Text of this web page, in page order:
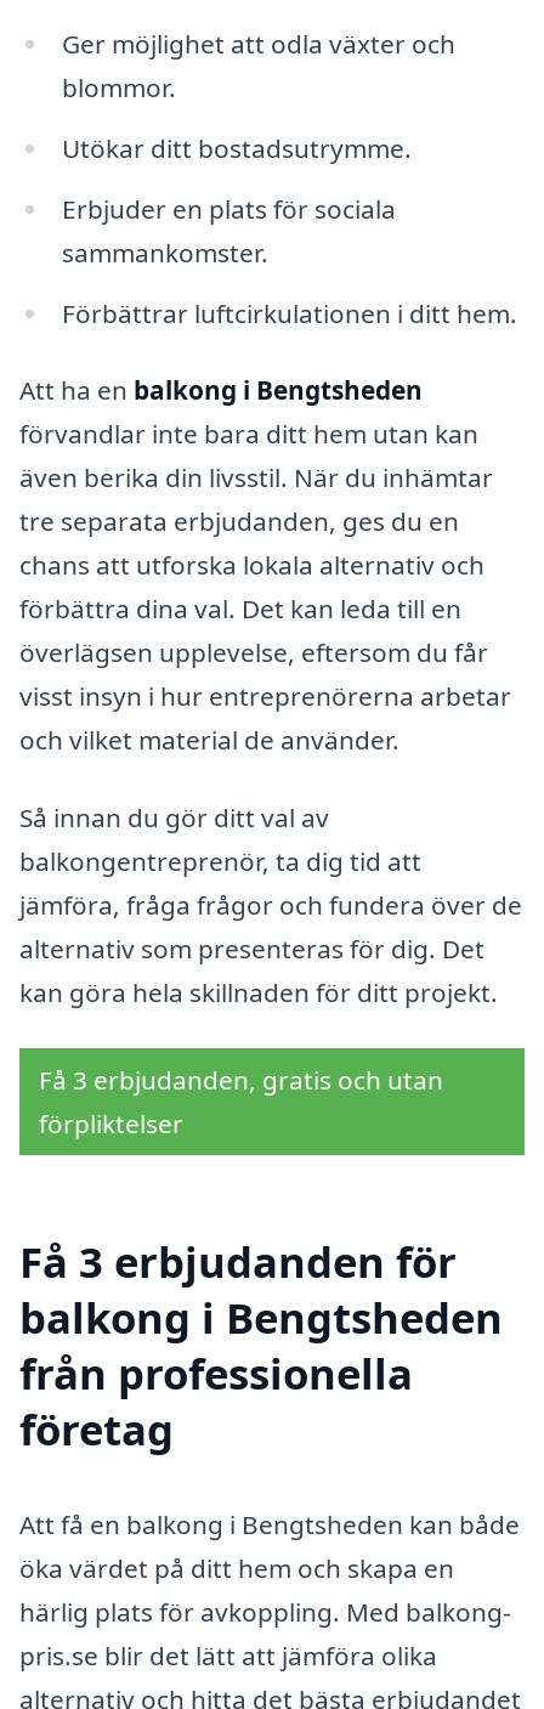
Ger möjlighet att odla växter och
blommor.
Utökar ditt bostadsutrymme.
Erbjuder en plats för sociala
sammankomster.
Förbättrar luftcirkulationen i ditt hem.
Att ha en balkong i Bengtsheden
förvandlar inte bara ditt hem utan kan
även berika din livsstil. När du inhämtar
tre separata erbjudanden, ges du en
chans att utforska lokala alternativ och
förbättra dina val. Det kan leda till en
överlägsen upplevelse, eftersom du får
visst insyn i hur entreprenörerna arbetar
och vilket material de använder.
Så innan du gör ditt val av
balkongentreprenör, ta dig tid att
jämföra, fråga frågor och fundera över de
alternativ som presenteras för dig. Det
kan göra hela skillnaden för ditt projekt.
Få 3 erbjudanden, gratis och utan
förpliktelser
Få 3 erbjudanden för
balkong i Bengtsheden
från professionella
företag
Att få en balkong i Bengtsheden kan både
öka värdet på ditt hem och skapa en
härlig plats för avkoppling. Med balkong-
pris.se blir det lätt att jämföra olika
alternativ och hitta det bästa erbjudandet